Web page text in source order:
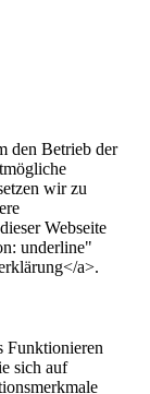
den Betrieb der
wir zu
Webseite
underline"
a>.
Funktionieren
sich auf